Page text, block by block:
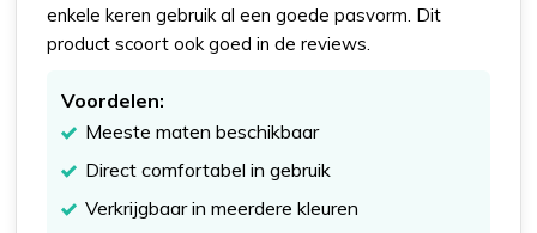
enkele keren gebruik al een goede pasvorm. Dit
product scoort ook goed in de reviews.
Voordelen:
Meeste maten beschikbaar
Direct comfortabel in gebruik
Verkrijgbaar in meerdere kleuren